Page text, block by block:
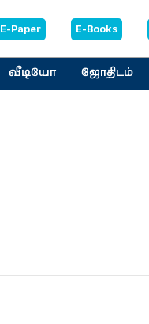
E-Paper E-Books
வீடியோ ஜோதிடம்